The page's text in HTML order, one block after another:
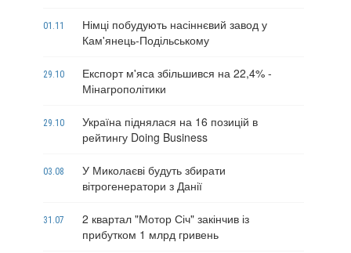
01.11
Німці побудують насіннєвий завод у
Кам'янець-Подільському
29.10
Експорт м'яса збільшився на 22,4% -
Мінагрополітики
29.10
Україна піднялася на 16 позицій в
рейтингу Doing Business
03.08
У Миколаєві будуть збирати
вітрогенератори з Данії
31.07
2 квартал "Мотор Січ" закінчив із
прибутком 1 млрд гривень